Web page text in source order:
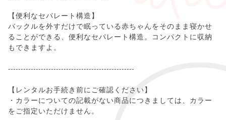
【便利なセパレート構造】
バックルを外すだけで眠っている赤ちゃんをそのまま寝かせ
ることができる、便利なセパレート構造。コンパクトに収納
もできますよ。
--------------------------------------------------
【レンタルお手続き前にご確認ください】
・カラーについての記載がない商品につきましては、カラー
をご指定いただけません。